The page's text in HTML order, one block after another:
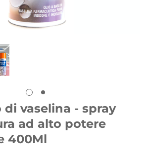
di vaselina - spray
ad alto potere
400Ml